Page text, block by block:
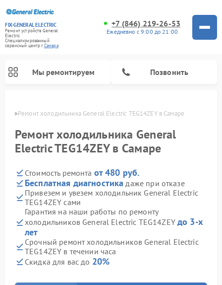
FIX-GENERAL ELECTRIC
Ремонт устройств General
Electric
Специализированный
cервисный центр г.Самара
+7 (846) 219-26-53
Ежедневно с 9:00 до 21:00
Мы ремонтируем Позвонить
Ремонт холодильника General Electric TEG14ZEY в Самаре
Ремонт холодильника General
Electric TEG14ZEY в Самаре
Стоимость ремонта от 480 руб.
Бесплатная диагностика даже при отказе
Привезем и увезем холодильник General Electric
TEG14ZEY сами
Гарантия на наши работы по ремонту
холодильников General Electric TEG14ZEY до 3-х
лет
Срочный ремонт холодильников General Electric
TEG14ZEY в течении часа
Скидка для вас до 20%